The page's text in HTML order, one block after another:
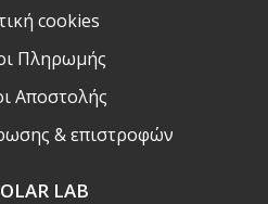
cookies
Πληρωμής
Αποστολής
& επιστροφών
LAB